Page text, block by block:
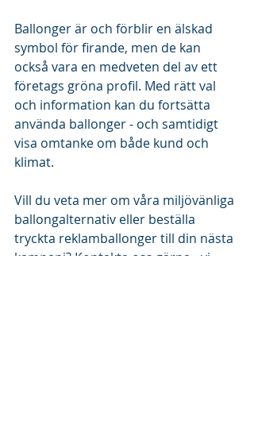
Ballonger är och förblir en älskad
symbol för firande, men de kan
också vara en medveten del av ett
företags gröna profil. Med rätt val
och information kan du fortsätta
använda ballonger - och samtidigt
visa omtanke om både kund och
klimat.
Vill du veta mer om våra miljövänliga
ballongalternativ eller beställa
tryckta reklamballonger till din nästa
kampanj? Kontakta oss gärna - vi